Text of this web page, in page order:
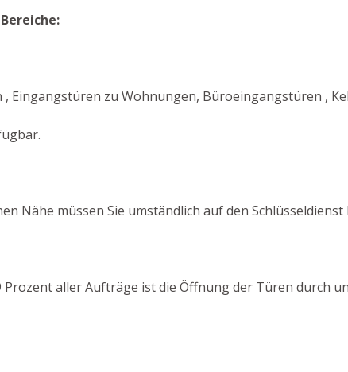
Eingangstüren zu Wohnungen, Büroeingangstüren ,
Nähe müssen Sie umständlich auf den
aller Aufträge ist die Öffnung der Türen durch